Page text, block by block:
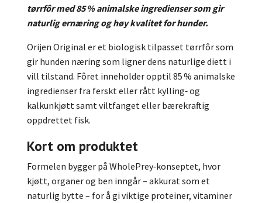
tørrfôr med 85 % animalske ingredienser som gir
naturlig ernæring og høy kvalitet for hunder.
Orijen Original er et biologisk tilpasset tørrfôr som
gir hunden næring som ligner dens naturlige diett i
vill tilstand. Fôret inneholder opptil 85 % animalske
ingredienser fra ferskt eller rått kylling‑ og
kalkunkjøtt samt viltfanget eller bærekraftig
oppdrettet fisk.
Kort om produktet
Formelen bygger på WholePrey‑konseptet, hvor
kjøtt, organer og ben inngår – akkurat som et
naturlig bytte – for å gi viktige proteiner, vitaminer